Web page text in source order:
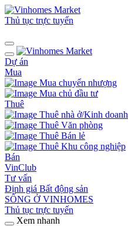
Thủ tục trực tuyến
Dự án
Mua
Mua chuyển nhượng
Mua chủ đầu tư
Thuê
Thuê nhà ở/Kinh doanh
Thuê Văn phòng
Thuê Bán lẻ
Thuê Khu công nghiệp
Bán
VinClub
Tư vấn
Định giá Bất động sản
SỐNG Ở VINHOMES
Thủ tục trực tuyến
Xem nhanh